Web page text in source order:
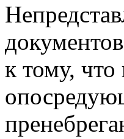
к тому, что